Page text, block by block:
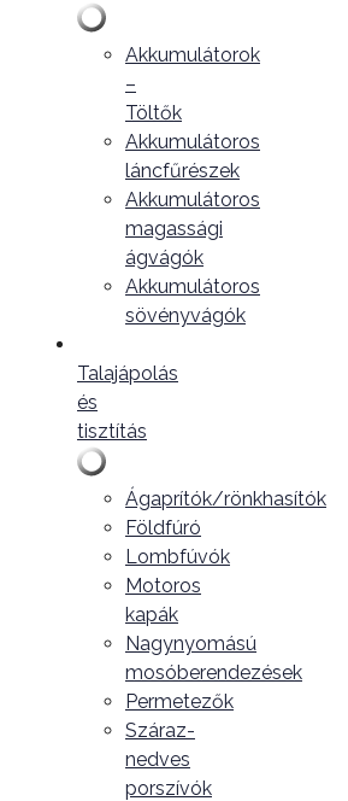
Akkumulátorok
–
Töltők
Akkumulátoros
láncfűrészek
Akkumulátoros
magassági
ágvágók
Akkumulátoros
sövényvágók
Talajápolás
és
tisztítás
Ágaprítók/rönkhasítók
Földfúró
Lombfúvók
Motoros
kapák
Nagynyomású
mosóberendezések
Permetezők
Száraz-
nedves
porszívók